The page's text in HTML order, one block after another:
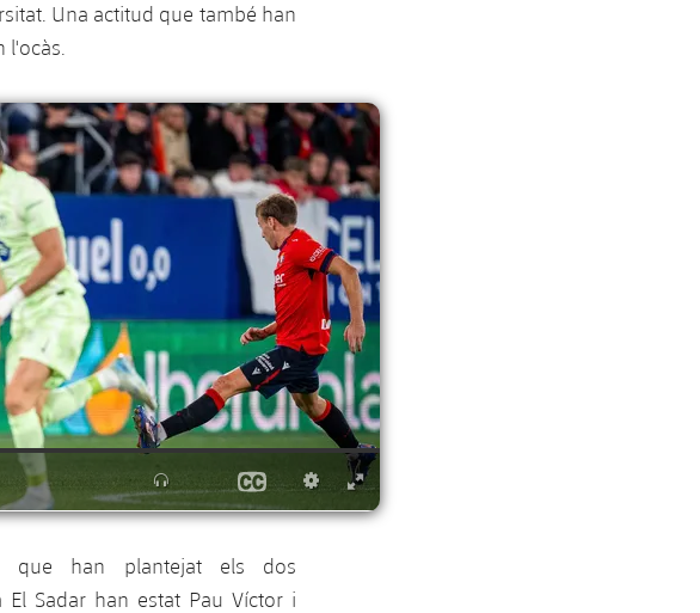
Una actitud que també han
l'ocàs.
que han plantejat els dos
Sadar han estat Pau Víctor i